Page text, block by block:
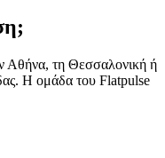
Αθήνα, τη Θεσσαλονική ή
Η ομάδα του Flatpulse